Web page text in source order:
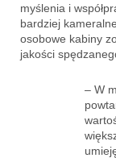
myślenia i
bardziej
osobowe kabiny
jakości
– W